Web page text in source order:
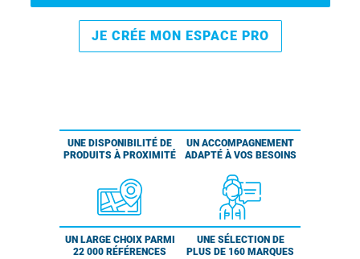
JE CRÉE MON ESPACE PRO
UNE DISPONIBILITÉ DE
PRODUITS À PROXIMITÉ
UN ACCOMPAGNEMENT
ADAPTÉ À VOS BESOINS
UN LARGE CHOIX PARMI
22 000 RÉFÉRENCES
UNE SÉLECTION DE
PLUS DE 160 MARQUES